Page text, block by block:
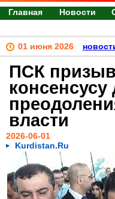
Главная Новости
01 июня 2026
ПСК
консенсусу
власти
2026-06-01
Kurdistan.Ru